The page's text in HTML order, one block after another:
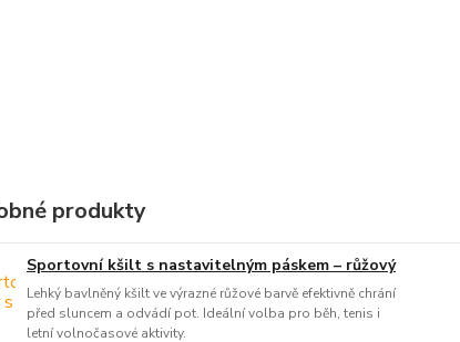
produkty
Sportovní kšilt s nastavitelným páskem – růžový
Lehký bavlněný kšilt ve výrazné růžové barvě efektivně chrání
před sluncem a odvádí pot. Ideální volba pro běh, tenis i
letní volnočasové aktivity.